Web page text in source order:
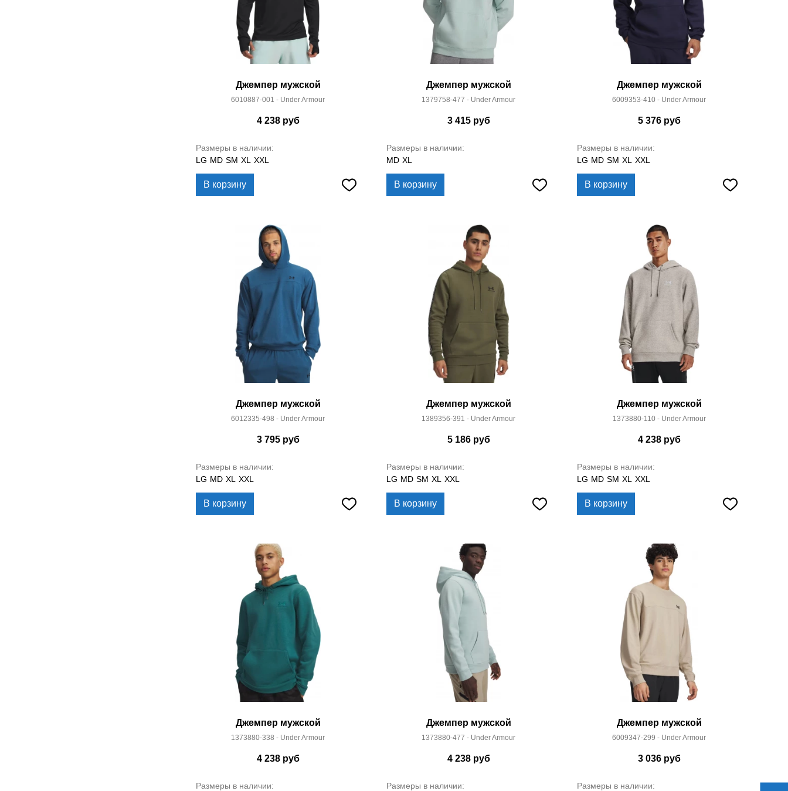
Джемпер мужской
6010887-001 - Under Armour
4 238руб
Размеры в наличии:
LG MD SM XL XXL
В корзину
Джемпер мужской
1379758-477 - Under Armour
3 415руб
Размеры в наличии:
MD XL
В корзину
Джемпер мужской
6009353-410 - Under Armour
5 376руб
Размеры в наличии:
LG MD SM XL XXL
В корзину
Джемпер мужской
6012335-498 - Under Armour
3 795руб
Размеры в наличии:
LG MD XL XXL
В корзину
Джемпер мужской
1389356-391 - Under Armour
5 186руб
Размеры в наличии:
LG MD SM XL XXL
В корзину
Джемпер мужской
1373880-110 - Under Armour
4 238руб
Размеры в наличии:
LG MD SM XL XXL
В корзину
Джемпер мужской
1373880-338 - Under Armour
4 238руб
Размеры в наличии:
Джемпер мужской
1373880-477 - Under Armour
4 238руб
Размеры в наличии:
Джемпер мужской
6009347-299 - Under Armour
3 036руб
Размеры в наличии: